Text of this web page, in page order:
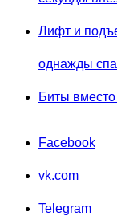
Лифт и
однажды
Биты
Facebook
vk.com
Telegram